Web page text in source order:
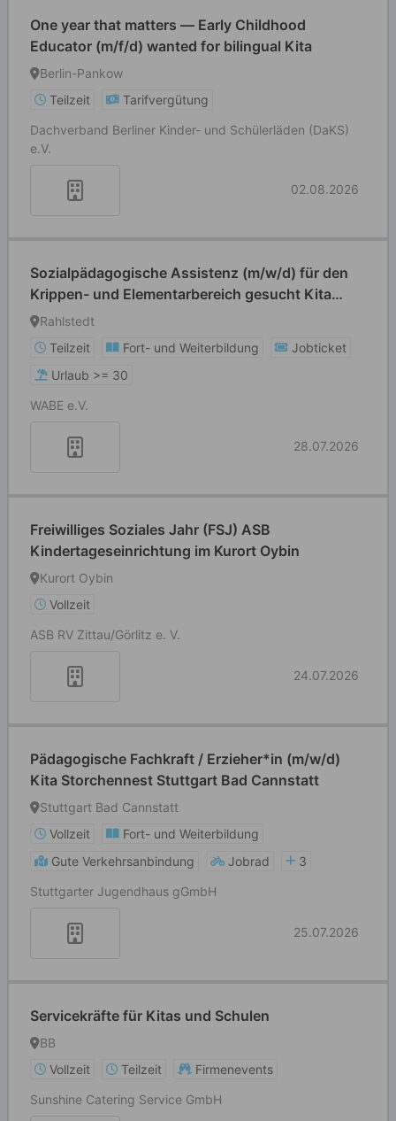
One year that matters — Early Childhood
Educator (m/f/d) wanted for bilingual Kita
Berlin-Pankow
Teilzeit
Tarifvergütung
Dachverband Berliner Kinder- und Schülerläden (DaKS)
e.V.
02.08.2026
Sozialpädagogische Assistenz (m/w/d) für den
Krippen- und Elementarbereich gesucht Kita
Rahlstedter Weg
Rahlstedt
Teilzeit
Fort- und Weiterbildung
Jobticket
Urlaub >= 30
WABE e.V.
28.07.2026
Freiwilliges Soziales Jahr (FSJ) ASB
Kindertageseinrichtung im Kurort Oybin
Kurort Oybin
Vollzeit
ASB RV Zittau/Görlitz e. V.
24.07.2026
Pädagogische Fachkraft / Erzieher*in (m/w/d)
Kita Storchennest Stuttgart Bad Cannstatt
Stuttgart Bad Cannstatt
Vollzeit
Fort- und Weiterbildung
Gute Verkehrsanbindung
Jobrad
3
Stuttgarter Jugendhaus gGmbH
25.07.2026
Servicekräfte für Kitas und Schulen
BB
Vollzeit
Teilzeit
Firmenevents
Sunshine Catering Service GmbH